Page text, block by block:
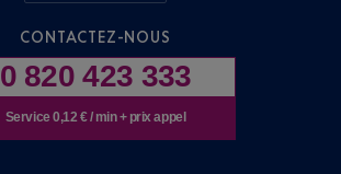
CONTACTEZ-NOUS
0 820 423 333
Service 0,12 € / min + prix appel